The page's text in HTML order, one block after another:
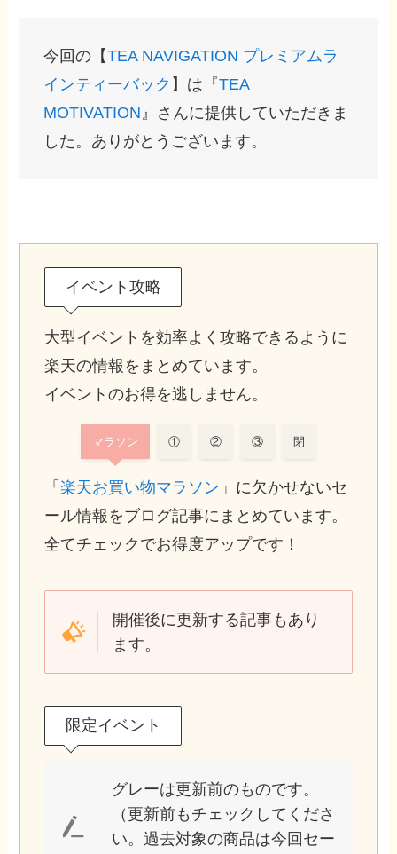
今回の【TEA NAVIGATION プレミアムラ
インティーバック 】は『TEA
MOTIVATION』さんに提供していただきま
した。ありがとうございます。
イベント攻略
大型イベントを効率よく攻略できるように
楽天の情報をまとめています。
イベントのお得を逃しません。
マラソン ① ② ③ 閉
「楽天お買い物マラソン 」に欠かせないセ
ール情報をブログ記事にまとめています。
全てチェックでお得度アップです！
開催後に更新する記事もあり
ます。
限定イベント
グレーは更新前のものです。
（更新前もチェックしてくださ
い。過去対象の商品は今回セー